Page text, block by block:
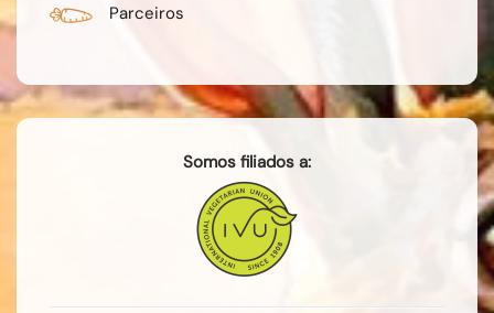
Parceiros
Somos filiados a: